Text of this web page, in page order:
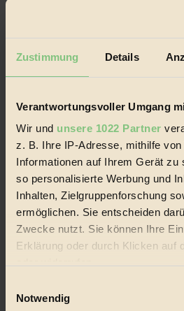
Zustimmung Details
Verantwortungsvoller Umgang
Wir und unsere 1022 Partner
z. B. Ihre IP-Adresse, mithilfe
Informationen auf Ihrem Gerät
so personalisierte Werbung und
Inhalten, Zielgruppenforschung
ermöglichen. Sie entscheiden
Zwecke nutzt. Sie können Ihre
Erklärung oder durch Klicken auf
Wenn Sie es erlauben, würden wir
Notwendig
Biorama steht für einen nachhaltigen
alternativer Energien.
Social Media
22.601 Fans auf Facebook
3.415 Follower auf Twitter
Folge uns auf Instagram
Themen